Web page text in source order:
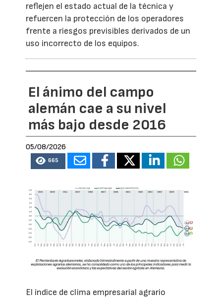
reflejen el estado actual de la técnica y
refuercen la protección de los operadores
frente a riesgos previsibles derivados de un
uso incorrecto de los equipos.
El ánimo del campo
alemán cae a su nivel
más bajo desde 2016
05/08/2026
665
El índice de clima empresarial agrario